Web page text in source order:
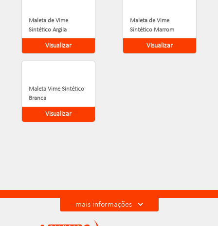
Maleta de Vime
Sintético Argila
Visualizar
Maleta de Vime
Sintético Marrom
Visualizar
Maleta Vime Sintético
Branca
Visualizar
mais informações